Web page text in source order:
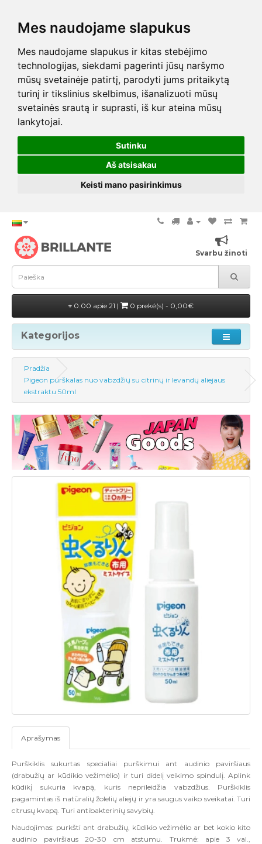
Mes naudojame slapukus
Mes naudojame slapukus ir kitas stebėjimo
technologijas, siekdami pagerinti jūsų naršymo
mūsų svetainėje patirtį, parodyti jums pritaikytą
turinį ir tikslinius skelbimus, išanalizuoti mūsų
svetainės srautą ir suprasti, iš kur ateina mūsų
lankytojai.
Sutinku
Aš atsisakau
Keisti mano pasirinkimus
Svarbu žinoti
0.00 apie 21 | 0 prekė(s) - 0,00€
Kategorijos
Pradžia
Pigeon purškalas nuo vabzdžių su citrinų ir levandų aliejaus
ekstraktu 50ml
Aprašymas
Purškiklis sukurtas specialiai purškimui ant audinio paviršiaus
(drabužių ar kūdikio vežimėlio) ir turi didelį veikimo spindulį. Aplink
kūdikį sukuria kvapą, kuris neprileidžia vabzdžius. Purškiklis
pagamintas iš natūralių žolelių aliejų ir yra saugus vaiko sveikatai. Turi
citrusų kvapą. Turi antibakterinių savybių.
Naudojimas: purkšti ant drabužių, kūdikio vežimėlio ar bet kokio kito
audinio paviršiaus 20-30 cm atstumu. Trukmė: apie 3 val.,